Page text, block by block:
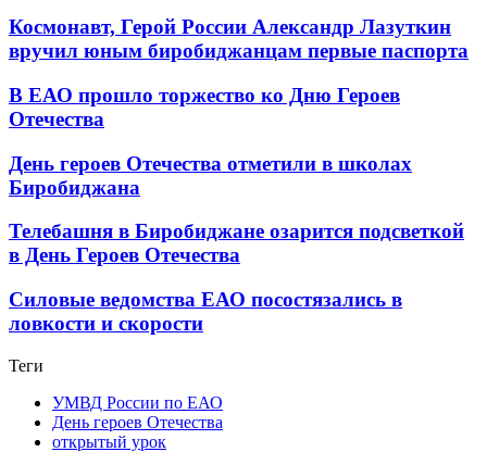
Космонавт, Герой России Александр Лазуткин
вручил юным биробиджанцам первые паспорта
В ЕАО прошло торжество ко Дню Героев
Отечества
День героев Отечества отметили в школах
Биробиджана
Телебашня в Биробиджане озарится подсветкой
в День Героев Отечества
Силовые ведомства ЕАО посостязались в
ловкости и скорости
Теги
УМВД России по ЕАО
День героев Отечества
открытый урок